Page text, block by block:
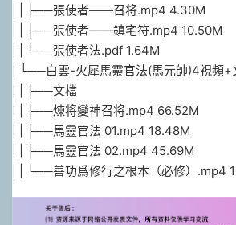
| | ├──張使者——召将.mp4 4.30M
| | ├──張使者——鎮宅符.mp4 10.50M
| | └──張使者法.pdf 1.64M
| └──白雲-火犀馬靈官法(馬元帥)4視頻
| | ├──文檔
| | ├──煉将變神召将.mp4 66.52M
| | ├──馬靈官法 01.mp4 18.48M
| | ├──馬靈官法 02.mp4 45.69M
| | └──善功爲修行之根本（必修）.mp4